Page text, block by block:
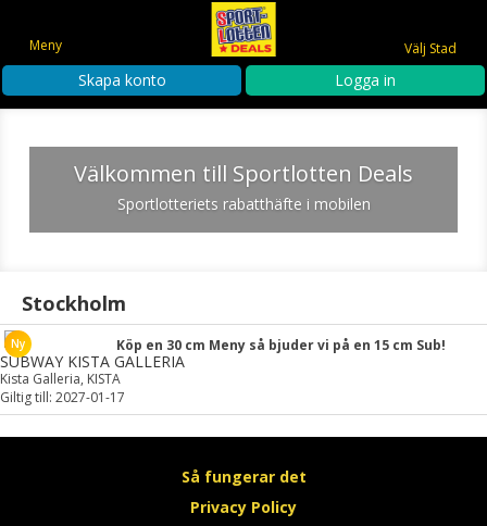
Meny Välj Stad
Skapa konto Logga in
Välkommen till Sportlotten Deals
Sportlotteriets rabatthäfte i mobilen
Stockholm
Köp en 30 cm Meny så bjuder vi på en 15 cm Sub!
SUBWAY KISTA GALLERIA
Kista Galleria, KISTA
Giltig till: 2027-01-17
Så fungerar det
Privacy Policy